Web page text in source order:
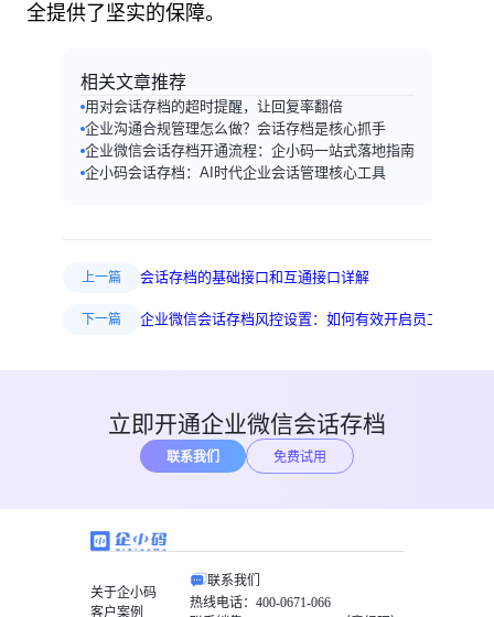
全提供了坚实的保障。
相关文章推荐
用对会话存档的超时提醒，让回复率翻倍
企业沟通合规管理怎么做？会话存档是核心抓手
企业微信会话存档开通流程：企小码一站式落地指南
企小码会话存档：AI时代企业会话管理核心工具
上一篇 会话存档的基础接口和互通接口详解
下一篇 企业微信会话存档风控设置：如何有效开启员工添加客
立即开通企业微信会话存档
联系我们 免费试用
关于企小码
客户案例
联系我们
热线电话：400-0671-066